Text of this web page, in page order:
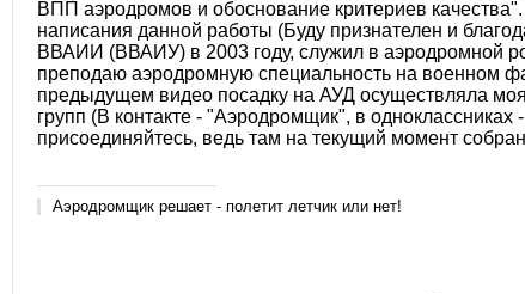
ВПП аэродромов и обоснование критериев
написания данной работы (Буду признателен и
ВВАИИ (ВВАИУ) в 2003 году, служил в аэродромной
преподаю аэродромную специальность на военном
предыдущем видео посадку на АУД осуществляла
групп (В контакте - "Аэродромщик", в
присоединяйтесь, ведь там на текущий момент
Аэродромщик решает - полетит летчик или нет!